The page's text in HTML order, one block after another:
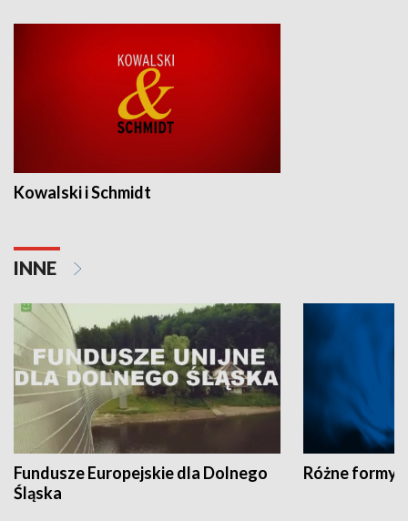
Kowalski i Schmidt
INNE
Fundusze Europejskie dla Dolnego
Śląska
Różne formy